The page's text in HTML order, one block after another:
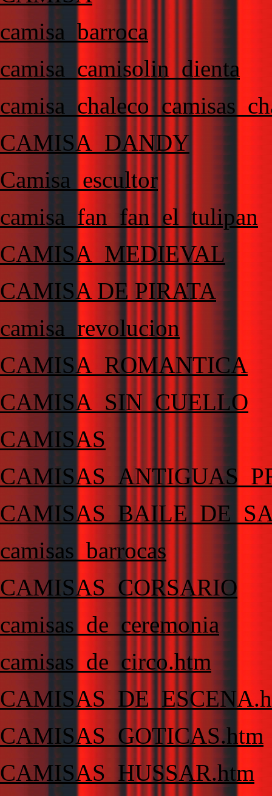
camisa_barroca
camisa_camisolin_dienta
CAMISA_DANDY
Camisa_escultor
camisa_fan_fan_el_tulipan
CAMISA_MEDIEVAL
CAMISA DE PIRATA
camisa_revolucion
CAMISA_ROMANTICA
CAMISA_SIN_CUELLO
CAMISAS
camisas_barrocas
CAMISAS_CORSARIO
camisas_de_ceremonia
camisas_de_circo.htm
CAMISAS_GOTICAS.htm
CAMISAS_HUSSAR.htm